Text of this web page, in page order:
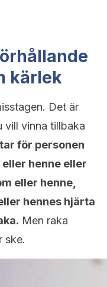
kärlek
Det är
vill vinna tillbaka
för personen
henne eller
eller henne,
hennes hjärta
Men raka
ske.